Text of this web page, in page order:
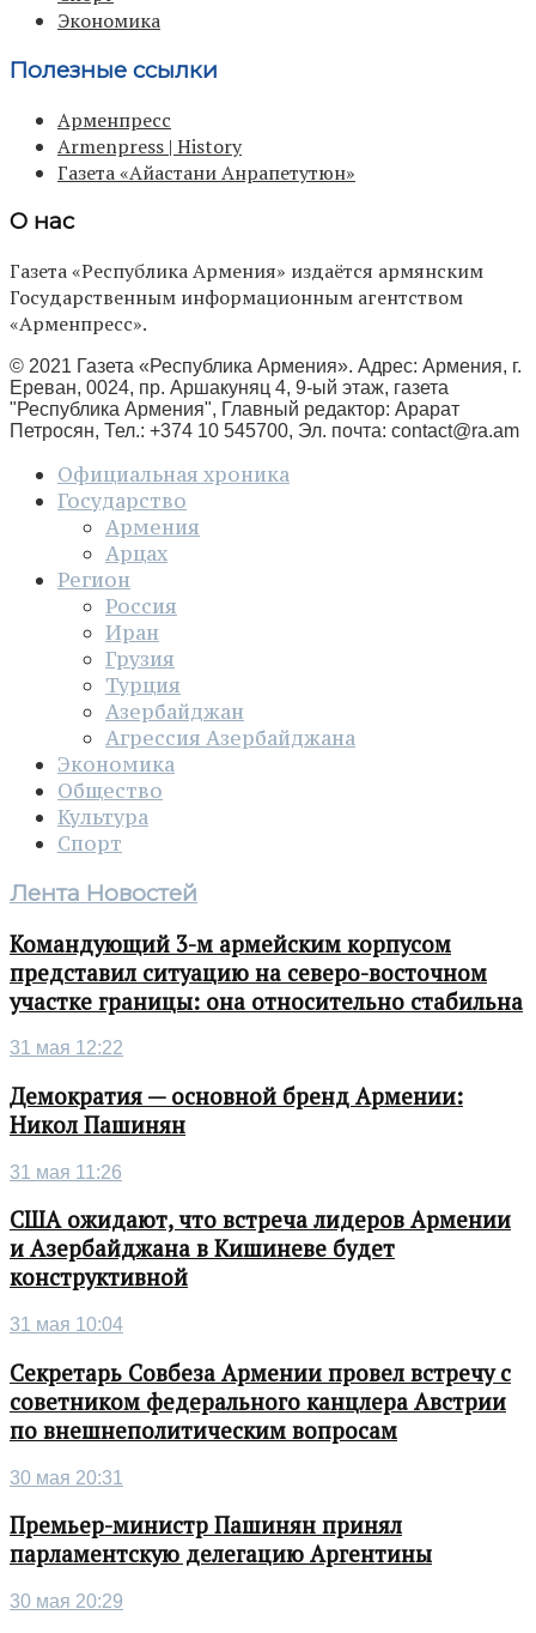
Экономика
Полезные ссылки
Арменпресс
Armenpress | History
Газета «Айастани Анрапетутюн»
О нас
Газета «Республика Армения» издаётся армянским
Государственным информационным агентством
«Арменпресс».
© 2021 Газета «Республика Армения». Адрес: Армения, г.
Ереван, 0024, пр. Аршакуняц 4, 9-ый этаж, газета
"Республика Армения", Главный редактор: Арарат
Петросян, Тел.: +374 10 545700, Эл. почта: contact@ra.am
Официальная хроника
Государство
Армения
Арцах
Регион
Россия
Иран
Грузия
Турция
Азербайджан
Агрессия Азербайджана
Экономика
Общество
Культура
Спорт
Лента Новостей
Командующий 3-м армейским корпусом
представил ситуацию на северо-восточном
участке границы: она относительно стабильна
31 мая 12:22
Демократия — основной бренд Армении:
Никол Пашинян
31 мая 11:26
США ожидают, что встреча лидеров Армении
и Азербайджана в Кишиневе будет
конструктивной
31 мая 10:04
Секретарь Совбеза Армении провел встречу с
советником федерального канцлера Австрии
по внешнеполитическим вопросам
30 мая 20:31
Премьер-министр Пашинян принял
парламентскую делегацию Аргентины
30 мая 20:29